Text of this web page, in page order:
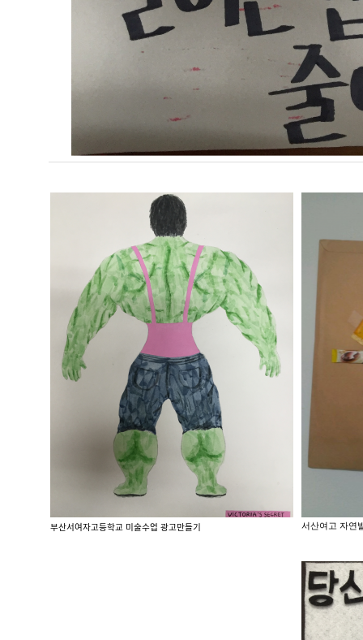
부산서여자고등학교 미술수업 광고만들기 서산여고 자연